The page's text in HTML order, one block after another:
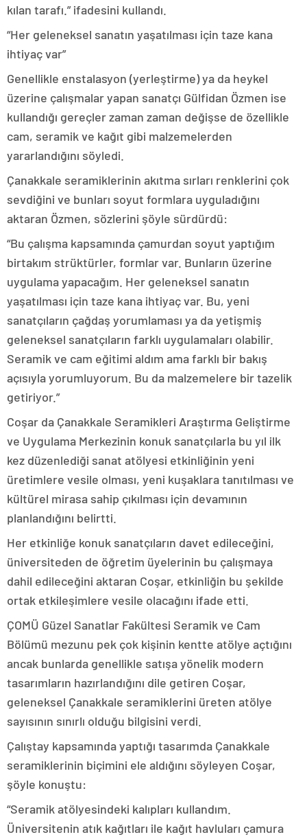
kılan tarafı.” ifadesini kullandı.
“Her geleneksel sanatın yaşatılması için taze kana
ihtiyaç var”
Genellikle enstalasyon (yerleştirme) ya da heykel
üzerine çalışmalar yapan sanatçı Gülfidan Özmen ise
kullandığı gereçler zaman zaman değişse de özellikle
cam, seramik ve kağıt gibi malzemelerden
yararlandığını söyledi.
Çanakkale seramiklerinin akıtma sırları renklerini çok
sevdiğini ve bunları soyut formlara uyguladığını
aktaran Özmen, sözlerini şöyle sürdürdü:
“Bu çalışma kapsamında çamurdan soyut yaptığım
birtakım strüktürler, formlar var. Bunların üzerine
uygulama yapacağım. Her geleneksel sanatın
yaşatılması için taze kana ihtiyaç var. Bu, yeni
sanatçıların çağdaş yorumlaması ya da yetişmiş
geleneksel sanatçıların farklı uygulamaları olabilir.
Seramik ve cam eğitimi aldım ama farklı bir bakış
açısıyla yorumluyorum. Bu da malzemelere bir tazelik
getiriyor.”
Coşar da Çanakkale Seramikleri Araştırma Geliştirme
ve Uygulama Merkezinin konuk sanatçılarla bu yıl ilk
kez düzenlediği sanat atölyesi etkinliğinin yeni
üretimlere vesile olması, yeni kuşaklara tanıtılması ve
kültürel mirasa sahip çıkılması için devamının
planlandığını belirtti.
Her etkinliğe konuk sanatçıların davet edileceğini,
üniversiteden de öğretim üyelerinin bu çalışmaya
dahil edileceğini aktaran Coşar, etkinliğin bu şekilde
ortak etkileşimlere vesile olacağını ifade etti.
ÇOMÜ Güzel Sanatlar Fakültesi Seramik ve Cam
Bölümü mezunu pek çok kişinin kentte atölye açtığını
ancak bunlarda genellikle satışa yönelik modern
tasarımların hazırlandığını dile getiren Coşar,
geleneksel Çanakkale seramiklerini üreten atölye
sayısının sınırlı olduğu bilgisini verdi.
Çalıştay kapsamında yaptığı tasarımda Çanakkale
seramiklerinin biçimini ele aldığını söyleyen Coşar,
şöyle konuştu:
“Seramik atölyesindeki kalıpları kullandım.
Üniversitenin atık kağıtları ile kağıt havluları çamura